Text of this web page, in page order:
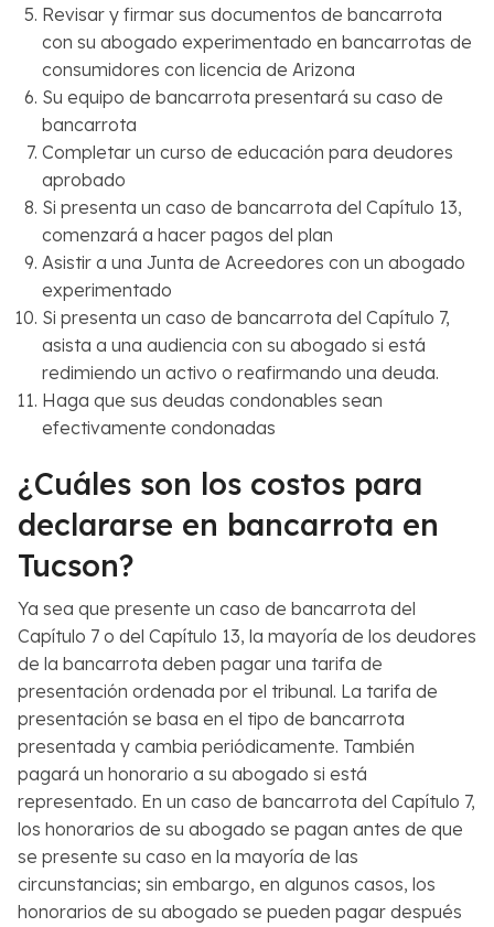
Revisar y firmar sus documentos de bancarrota
con su abogado experimentado en bancarrotas de
consumidores con licencia de Arizona
Su equipo de bancarrota presentará su caso de
bancarrota
Completar un curso de educación para deudores
aprobado
Si presenta un caso de bancarrota del Capítulo 13,
comenzará a hacer pagos del plan
Asistir a una Junta de Acreedores con un abogado
experimentado
Si presenta un caso de bancarrota del Capítulo 7,
asista a una audiencia con su abogado si está
redimiendo un activo o reafirmando una deuda.
Haga que sus deudas condonables sean
efectivamente condonadas
¿Cuáles son los costos para
declararse en bancarrota en
Tucson?
Ya sea que presente un caso de bancarrota del
Capítulo 7 o del Capítulo 13, la mayoría de los deudores
de la bancarrota deben pagar una tarifa de
presentación ordenada por el tribunal. La tarifa de
presentación se basa en el tipo de bancarrota
presentada y cambia periódicamente. También
pagará un honorario a su abogado si está
representado. En un caso de bancarrota del Capítulo 7,
los honorarios de su abogado se pagan antes de que
se presente su caso en la mayoría de las
circunstancias; sin embargo, en algunos casos, los
honorarios de su abogado se pueden pagar después